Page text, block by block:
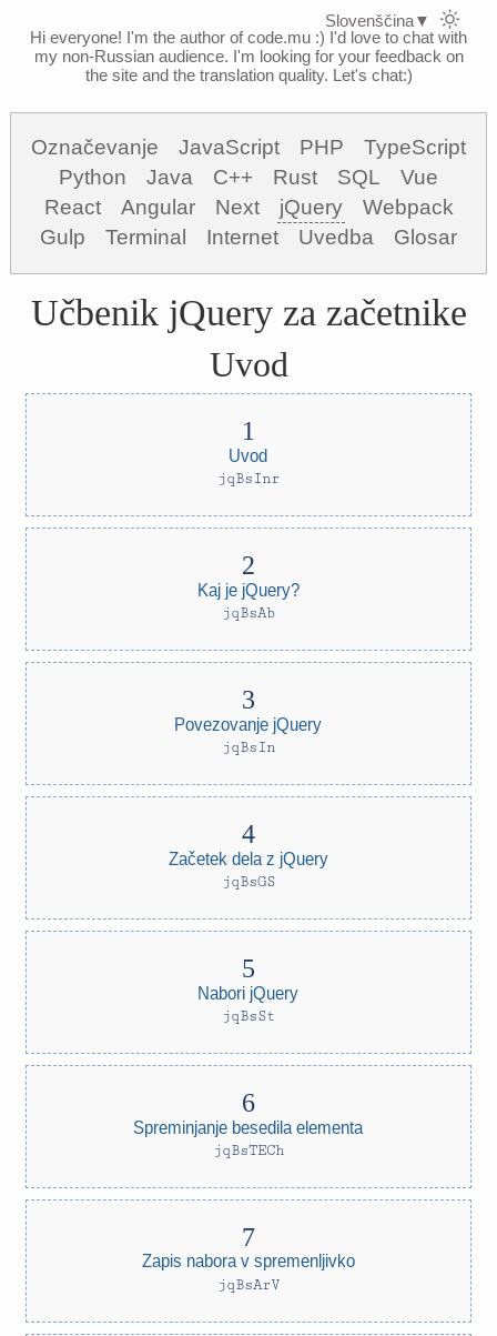
Hi everyone! I'm the author of code.mu :) I'd love to chat with
my non-Russian audience. I'm looking for your feedback on
the site and the translation quality. Let's chat:)
Označevanje JavaScript PHP
TypeScript
Python
Java C++ Rust SQL
Vue
React
Angular Next jQuery
Webpack
Gulp
Terminal Internet Uvedba Glosar
Učbenik jQuery za začetnike
Uvod
Uvod
jqBsInr
Kaj je jQuery?
jqBsAb
Povezovanje jQuery
jqBsIn
Začetek dela z jQuery
jqBsGS
Nabori jQuery
jqBsSt
Spreminjanje besedila elementa
jqBsTECh
Zapis nabora v spremenljivko
jqBsArV
Slovenščina▼